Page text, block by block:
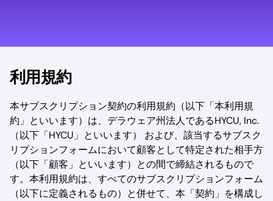
利用規約
本サブスクリプション契約の利用規約（以下「本利用規
約」といいます）は、デラウェア州法人であるHYCU, Inc.
（以下「HYCU」といいます） および、該当するサブスク
リプションフォームにおいて顧客として特定された相手方
（以下「顧客」といいます）との間で締結されるもので
す。本利用規約は、すべてのサブスクリプションフォーム
（以下に定義されるもの）と併せて、本「契約」を構成し